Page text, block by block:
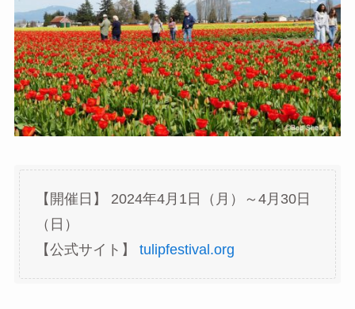
【開催日】 2024年4月1日（月）～4月30日
（日）
【公式サイト】 tulipfestival.org